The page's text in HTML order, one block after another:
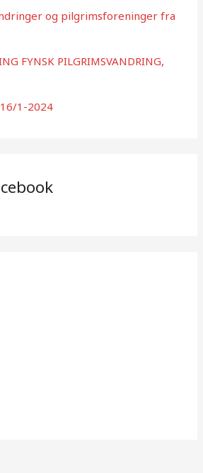
og pilgrimsforeninger fra
FYNSK PILGRIMSVANDRING,
1-2024